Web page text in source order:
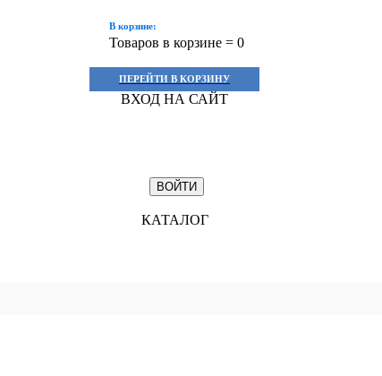
В корзине:
Товаров в корзине = 0
ПЕРЕЙТИ В КОРЗИНУ
ВХОД НА САЙТ
КАТАЛОГ